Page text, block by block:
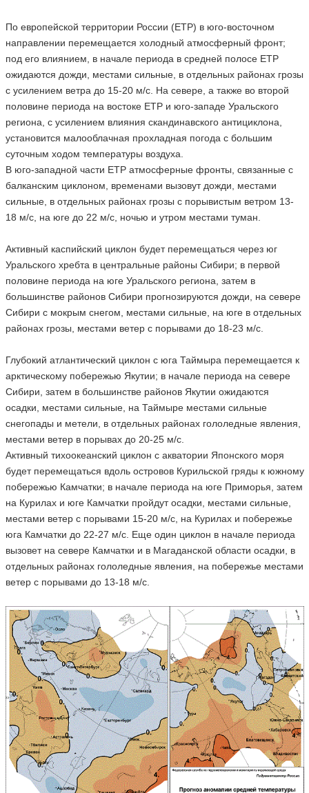
По европейской территории России (ЕТР) в юго-восточном
направлении перемещается холодный атмосферный фронт;
под его влиянием, в начале периода в средней полосе ЕТР
ожидаются дожди, местами сильные, в отдельных районах грозы
с усилением ветра до 15-20 м/с. На севере, а также во второй
половине периода на востоке ЕТР и юго-западе Уральского
региона, с усилением влияния скандинавского антициклона,
установится малооблачная прохладная погода с большим
суточным ходом температуры воздуха.
В юго-западной части ЕТР атмосферные фронты, связанные с
балканским циклоном, временами вызовут дожди, местами
сильные, в отдельных районах грозы с порывистым ветром 13-
18 м/с, на юге до 22 м/с, ночью и утром местами туман.
Активный каспийский циклон будет перемещаться через юг
Уральского хребта в центральные районы Сибири; в первой
половине периода на юге Уральского региона, затем в
большинстве районов Сибири прогнозируются дожди, на севере
Сибири с мокрым снегом, местами сильные, на юге в отдельных
районах грозы, местами ветер с порывами до 18-23 м/с.
Глубокий атлантический циклон с юга Таймыра перемещается к
арктическому побережью Якутии; в начале периода на севере
Сибири, затем в большинстве районов Якутии ожидаются
осадки, местами сильные, на Таймыре местами сильные
снегопады и метели, в отдельных районах гололедные явления,
местами ветер в порывах до 20-25 м/с.
Активный тихоокеанский циклон с акватории Японского моря
будет перемещаться вдоль островов Курильской гряды к южному
побережью Камчатки; в начале периода на юге Приморья, затем
на Курилах и юге Камчатки пройдут осадки, местами сильные,
местами ветер с порывами 15-20 м/с, на Курилах и побережье
юга Камчатки до 22-27 м/с. Еще один циклон в начале периода
вызовет на севере Камчатки и в Магаданской области осадки, в
отдельных районах гололедные явления, на побережье местами
ветер с порывами до 13-18 м/с.